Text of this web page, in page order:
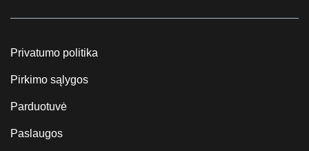
Privatumo politika
Pirkimo sąlygos
Parduotuvė
Paslaugos